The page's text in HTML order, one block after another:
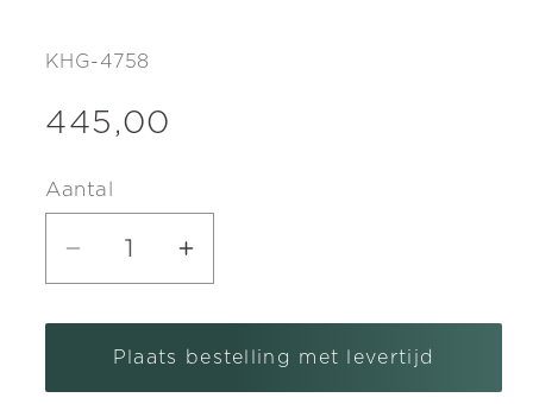
SKU:
KHG-4758
Normale
445,00
Aantal
Aantal
voor
Gouden
Aantal
voor
Gouden
Plaats bestelling met levertijd